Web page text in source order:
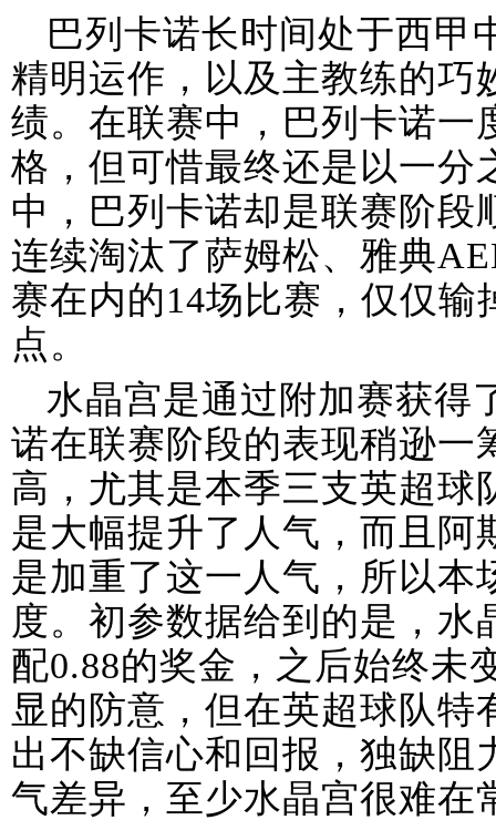
巴列卡诺长时间处于西甲
精明运作，以及主教练的巧
绩。在联赛中，巴列卡诺一
格，但可惜最终还是以一分
中，巴列卡诺却是联赛阶段
连续淘汰了萨姆松、雅典
赛在内的14场比赛，仅仅
点。
水晶宫是通过附加赛获得
诺在联赛阶段的表现稍逊一
高，尤其是本季三支英超球
是大幅提升了人气，而且阿
是加重了这一人气，所以本
度。初参数据给到的是，水
配0.88的奖金，之后始终未
显的防意，但在英超球队
出不缺信心和回报，独缺阻
气差异，至少水晶宫很难在